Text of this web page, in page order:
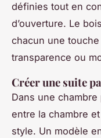
définies tout en
d’ouverture. Le
chacun une
transparence ou
Créer une suite
Dans une
entre la chambre
style. Un modèle